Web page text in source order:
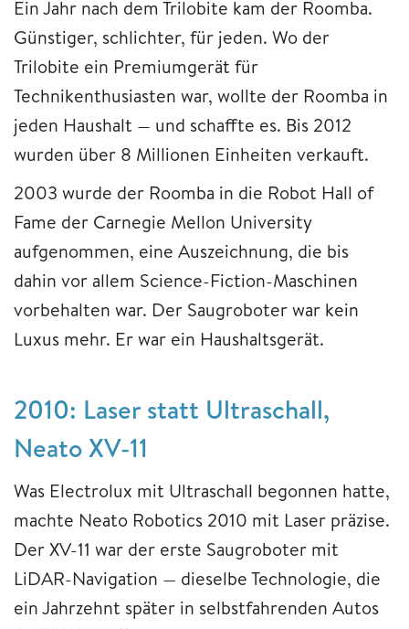
Ein Jahr nach dem Trilobite kam der Roomba.
Günstiger, schlichter, für jeden. Wo der
Trilobite ein Premiumgerät für
Technikenthusiasten war, wollte der Roomba in
jeden Haushalt — und schaffte es. Bis 2012
wurden über 8 Millionen Einheiten verkauft.
2003 wurde der Roomba in die Robot Hall of
Fame der Carnegie Mellon University
aufgenommen, eine Auszeichnung, die bis
dahin vor allem Science-Fiction-Maschinen
vorbehalten war. Der Saugroboter war kein
Luxus mehr. Er war ein Haushaltsgerät.
2010: Laser statt Ultraschall,
Neato XV-11
Was Electrolux mit Ultraschall begonnen hatte,
machte Neato Robotics 2010 mit Laser präzise.
Der XV-11 war der erste Saugroboter mit
LiDAR-Navigation — dieselbe Technologie, die
ein Jahrzehnt später in selbstfahrenden Autos